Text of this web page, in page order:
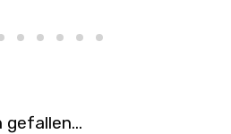
gefallen…